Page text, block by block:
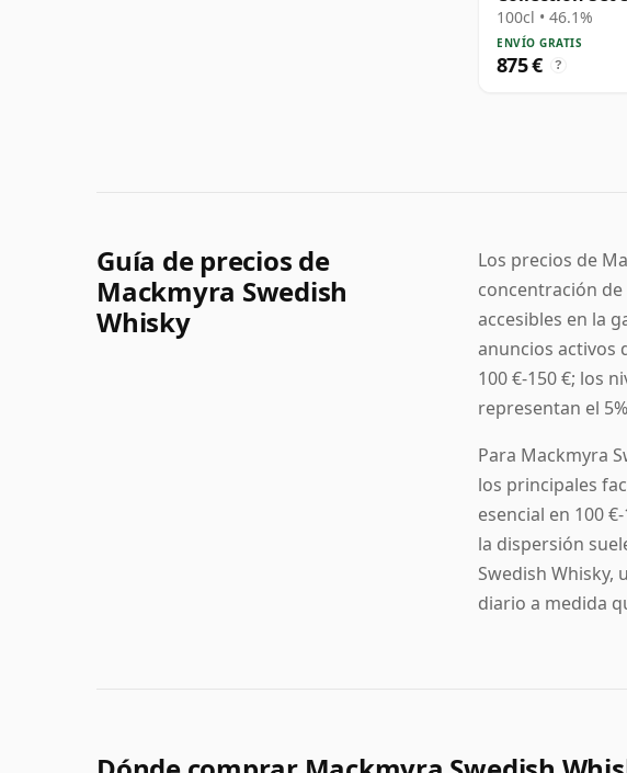
Single Mal
100cl • 46.1%
ENVÍO GRATIS
875 € ?
Guía de precios de
Mackmyra Swedish
Whisky
Los precios de
concentración de
accesibles en la
anuncios activos
100 €-150 €; los
representan el
Para Mackmyra
los principales
esencial en 100
la dispersión
Swedish Whisky,
diario a medida